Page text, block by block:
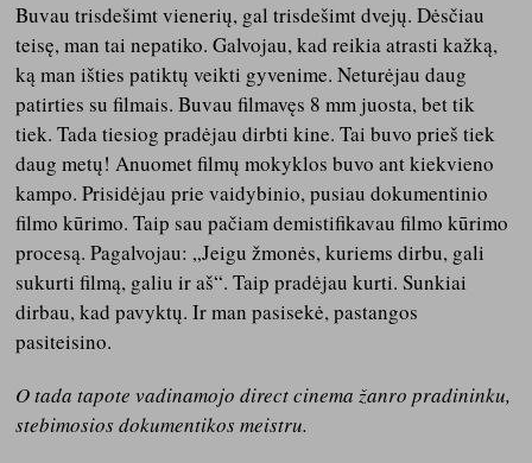
Buvau trisdešimt vienerių, gal trisdešimt dvejų. Dėsčiau
teisę, man tai nepatiko. Galvojau, kad reikia atrasti kažką,
ką man išties patiktų veikti gyvenime. Neturėjau daug
patirties su filmais. Buvau filmavęs 8 mm juosta, bet tik
tiek. Tada tiesiog pradėjau dirbti kine. Tai buvo prieš tiek
daug metų! Anuomet filmų mokyklos buvo ant kiekvieno
kampo. Prisidėjau prie vaidybinio, pusiau dokumentinio
filmo kūrimo. Taip sau pačiam demistifikavau filmo kūrimo
procesą. Pagalvojau: „Jeigu žmonės, kuriems dirbu, gali
sukurti filmą, galiu ir aš“. Taip pradėjau kurti. Sunkiai
dirbau, kad pavyktų. Ir man pasisekė, pastangos
pasiteisino.
O tada tapote vadinamojo direct cinema žanro pradininku,
stebimosios dokumentikos meistru.